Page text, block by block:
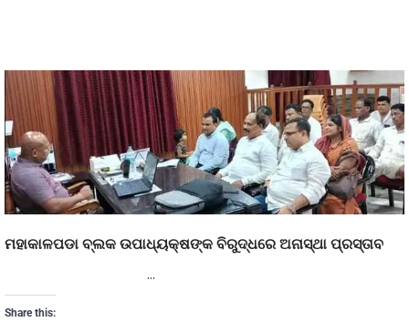
ମହାକାଳପଡା ବ୍ଲକ ଉପାଧ୍ୟକ୍ଷଙ୍କ ବିରୁଦ୍ଧରେ ଅନାସ୍ଥା ପ୍ରସ୍ତାବ
…
Share this: